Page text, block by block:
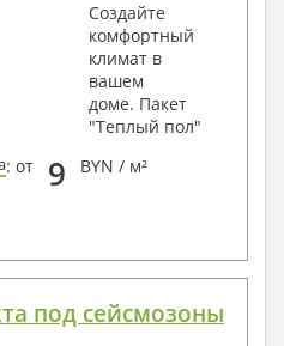
Создайте
комфортный
климат в
вашем
доме. Пакет
"Теплый пол"
: от 9 BYN / м²
под сейсмозоны